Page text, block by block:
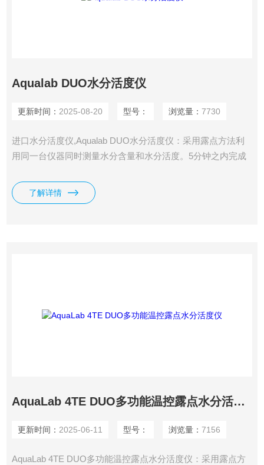
Aqualab DUO水分活度仪
更新时间： 2025-08-20 型号： 浏览量： 7730
进口水分活度仪,Aqualab DUO水分活度仪：采用露点方法利
用同一台仪器同时测量水分含量和水分活度。5分钟之内完成
优势。
了解详情
AquaLab 4TE DUO多功能温控露点水分活度仪
更新时间： 2025-06-11 型号： 浏览量： 7156
AquaLab 4TE DUO多功能温控露点水分活度仪：采用露点方